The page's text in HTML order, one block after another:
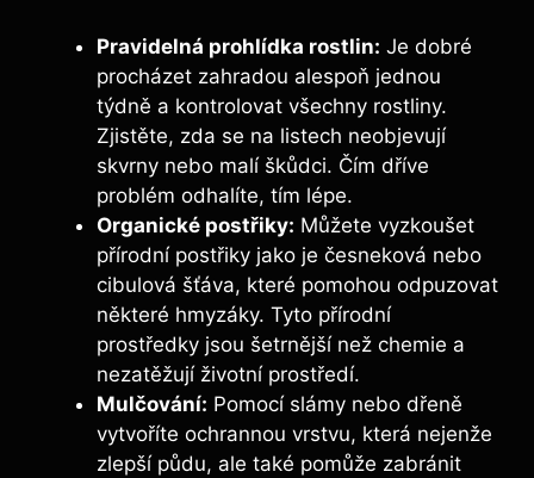
Pravidelná prohlídka rostlin: Je dobré
procházet zahradou alespoň jednou
týdně a kontrolovat všechny rostliny.
Zjistěte, zda se na listech neobjevují
skvrny nebo malí škůdci. Čím dříve
problém odhalíte, tím lépe.
Organické postřiky: Můžete vyzkoušet
přírodní postřiky jako je česneková nebo
cibulová šťáva, které pomohou odpuzovat
některé hmyzáky. Tyto přírodní
prostředky jsou šetrnější než chemie a
nezatěžují životní prostředí.
Mulčování: Pomocí slámy nebo dřeně
vytvoříte ochrannou vrstvu, která nejenže
zlepší půdu, ale také pomůže zabránit